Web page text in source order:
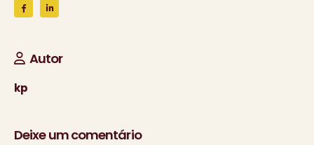
Autor
kp
Deixe um comentário